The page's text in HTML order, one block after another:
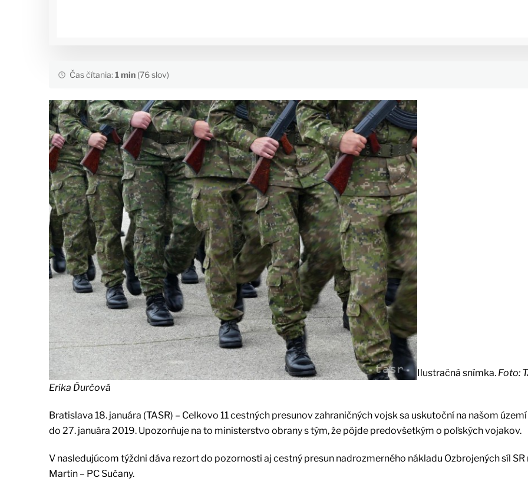
Čas čítania:1 min(76 slov)
Ilustračná snímka. Foto:
Erika Ďurčová
Bratislava 18. januára (TASR) – Celkovo 11 cestných presunov zahraničných vojsk sa uskutoční na našom území
do 27. januára 2019. Upozorňuje na to ministerstvo obrany s tým, že pôjde predovšetkým o poľských vojakov.
V nasledujúcom týždni dáva rezort do pozornosti aj cestný presun nadrozmerného nákladu Ozbrojených síl SR
Martin – PC Sučany.